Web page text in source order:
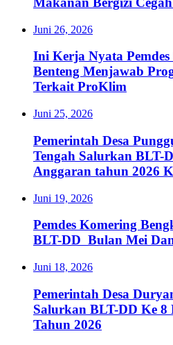
Juni 26, 2026
Ini Kerja Nyata
Benteng Menjawab
Terkait ProKlim
Juni 25, 2026
Pemerintah Desa
Tengah Salurkan BLT-
Anggaran tahun 2026
Juni 19, 2026
Pemdes Komering
BLT-DD Bulan Mei
Juni 18, 2026
Pemerintah Desa
Salurkan BLT-DD Ke 8
Tahun 2026